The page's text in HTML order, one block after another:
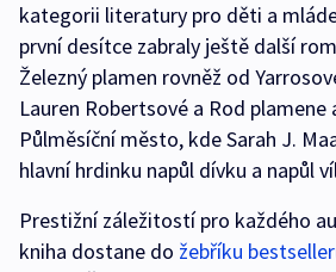
kategorii literatury pro děti a
první desítce zabraly ještě další
Železný plamen rovněž od
Lauren Robertsové a Rod plamene
Půlměsíční město, kde Sarah J.
hlavní hrdinku napůl dívku a napůl
Prestižní záležitostí pro každého
kniha dostane do žebříku